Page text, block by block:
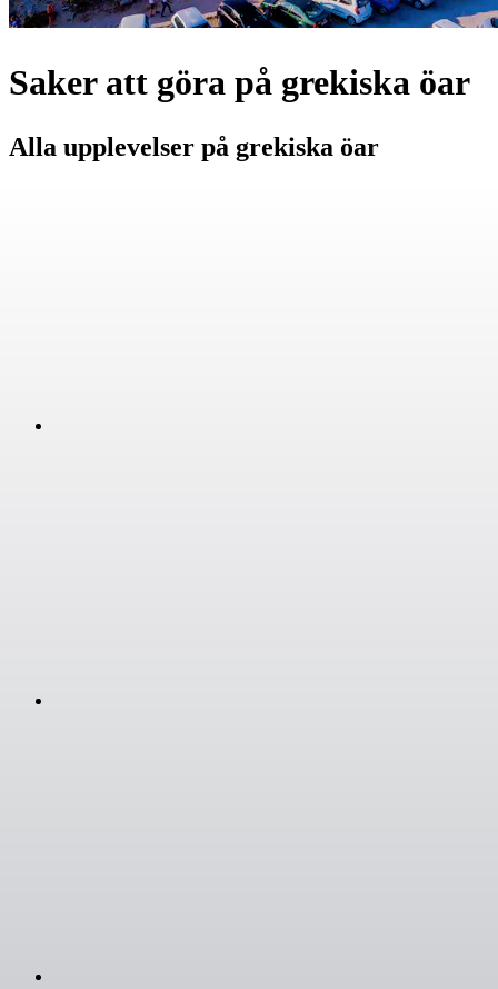
Saker att göra på grekiska öar
Alla upplevelser på grekiska öar